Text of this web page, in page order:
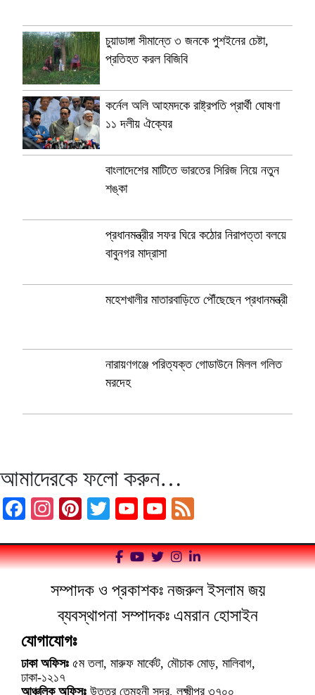
চুয়াডাঙ্গা সীমান্তে ৩ জনকে পুশইনের চেষ্টা,
প্রতিহত করল বিজিবি
কর্নেল অলি আহমদকে রাষ্ট্রপতি প্রার্থী ঘোষণা
১১ দলীয় ঐক্যের
বাংলাদেশের মাটিতে ভারতের সিরিজ নিয়ে নতুন
শঙ্কা
প্রধানমন্ত্রীর সফর ঘিরে কঠোর নিরাপত্তা বলয়ে
বাবুনগর মাদ্রাসা
মহেশখালীর মাতারবাড়িতে পৌঁছেছেন প্রধানমন্ত্রী
নারায়ণগঞ্জে পরিত্যক্ত গোডাউনে মিলল গলিত
মরদেহ
আমাদেরকে ফলো করুন…
Facebook
Instagram
Pinterest
TwitterYouTube
YouTube
সম্পাদক ও প্রকাশকঃ নজরুল ইসলাম জয়
ব্যবস্থাপনা সম্পাদকঃ এমরান হোসাইন
যোগাযোগঃ
ঢাকা অফিসঃ ৫ম তলা, মারুফ মার্কেট, মৌচাক মোড়, মালিবাগ,
ঢাকা-১২১৭
আঞ্চলিক অফিসঃ উত্তর তেমুহনী সদর, লক্ষ্মীপুর ৩৭০০